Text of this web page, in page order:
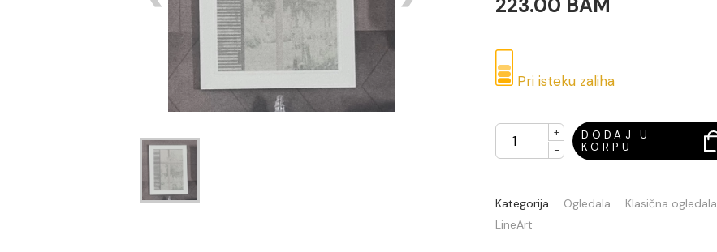
223.00 BAM
Pri isteku zaliha
+
-
DODAJ U
KORPU
Kategorija Ogledala
Klasična ogledala
LineArt